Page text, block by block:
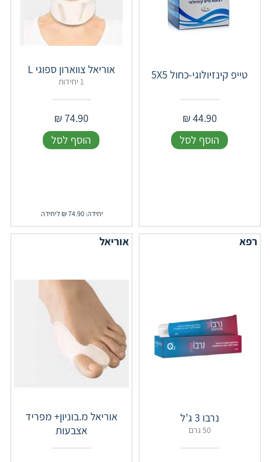
טייפ קינזיולוגי-כחול 5X5
44.90
₪
הוסף לסל
אוריאל צווארון ספוגי L
1 יחידות
74.90
₪
הוסף לסל
יחידה: 74.90 ₪ ליחידה
רפא
נרבו 3 ג'ל
50 גרם
אוריאל
אוריאל מ.בוניון+ מפריד
אצבעות